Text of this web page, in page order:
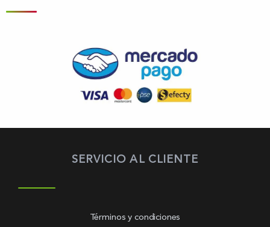
SERVICIO AL CLIENTE
Términos y condiciones